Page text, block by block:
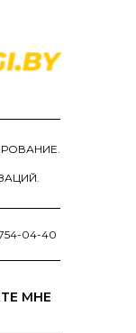
04-40
МНЕ